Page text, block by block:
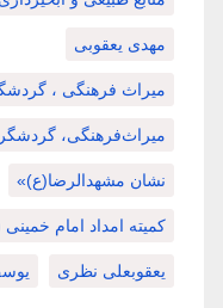
مهدی یعقوبی
میراث فرهنگی ،
میراث‌فرهنگی،
نشان مشهدالرضا(ع)»
کمیته امداد امام
یعقوبعلی نظری